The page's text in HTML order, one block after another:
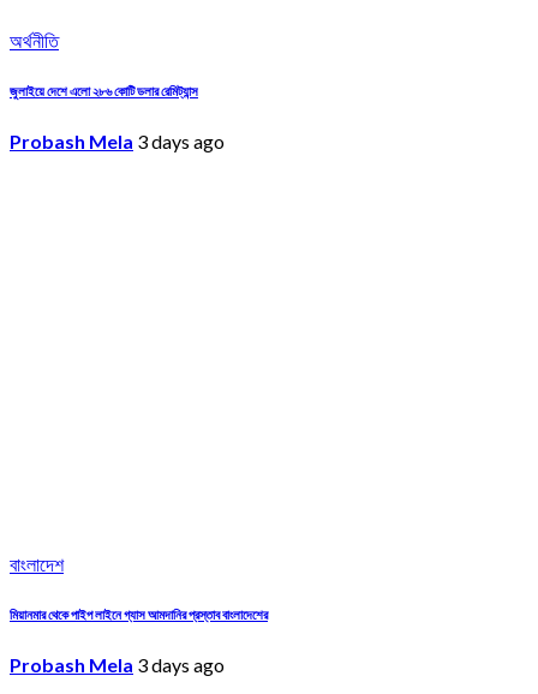
অর্থনীতি
জুলাইয়ে দেশে এলো ২৮৬ কোটি ডলার রেমিট্যান্স
Probash Mela 3 days ago
বাংলাদেশ
মিয়ানমার থেকে পাইপ লাইনে গ্যাস আমদানির প্রস্তাব বাংলাদেশের
Probash Mela 3 days ago